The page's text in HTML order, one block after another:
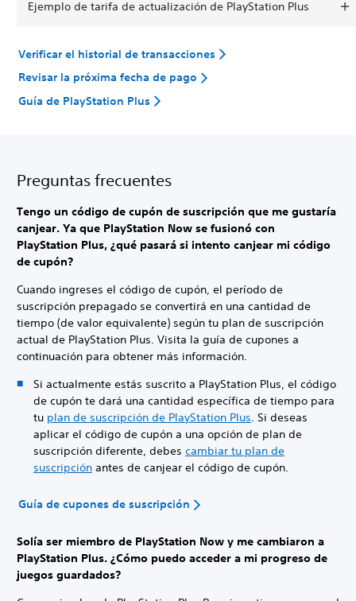
Ejemplo de tarifa de actualización de PlayStation Plus
Verificar el historial de transacciones
Revisar la próxima fecha de pago
Guía de PlayStation Plus
Preguntas frecuentes
Tengo un código de cupón de suscripción que me gustaría
canjear. Ya que PlayStation Now se fusionó con
PlayStation Plus, ¿qué pasará si intento canjear mi código
de cupón?
Cuando ingreses el código de cupón, el período de
suscripción prepagado se convertirá en una cantidad de
tiempo (de valor equivalente) según tu plan de suscripción
actual de PlayStation Plus. Visita la guía de cupones a
continuación para obtener más información.
Si actualmente estás suscrito a PlayStation Plus, el código
de cupón te dará una cantidad específica de tiempo para
tu plan de suscripción de PlayStation Plus. Si deseas
aplicar el código de cupón a una opción de plan de
suscripción diferente, debes cambiar tu plan de
suscripción antes de canjear el código de cupón.
Guía de cupones de suscripción
Solía ser miembro de PlayStation Now y me cambiaron a
PlayStation Plus. ¿Cómo puedo acceder a mi progreso de
juegos guardados?